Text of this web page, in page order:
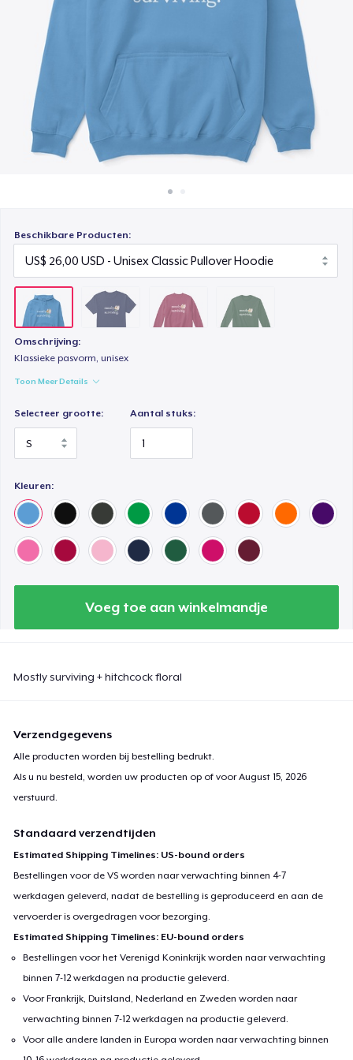
Beschikbare Producten:
Omschrijving:
Klassieke pasvorm, unisex
Toon Meer Details
Selecteer grootte: Aantal stuks:
Kleuren:
Voeg toe aan winkelmandje
Mostly surviving + hitchcock floral
Verzendgegevens
Alle producten worden bij bestelling bedrukt.
Als u nu besteld, worden uw producten op of voorAugust 15, 2026
verstuurd.
Standaard verzendtijden
Estimated Shipping Timelines: US-bound orders
Bestellingen voor de VS worden naar verwachting binnen 4-7
werkdagen geleverd, nadat de bestelling is geproduceerd en aan de
vervoerder is overgedragen voor bezorging.
Estimated Shipping Timelines: EU-bound orders
Bestellingen voor het Verenigd Koninkrijk worden naar verwachting
binnen 7-12 werkdagen na productie geleverd.
Voor Frankrijk, Duitsland, Nederland en Zweden worden naar
verwachting binnen 7-12 werkdagen na productie geleverd.
Voor alle andere landen in Europa worden naar verwachting binnen
Classic Long Sleeve Tee
US$ 18,00